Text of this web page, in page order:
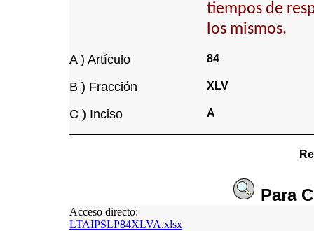
tiempos de
los mismos.
A ) Artículo 84
B ) Fracción XLV
C ) Inciso A
Para
Acceso directo:
LTAIPSLP84XLVA.xlsx